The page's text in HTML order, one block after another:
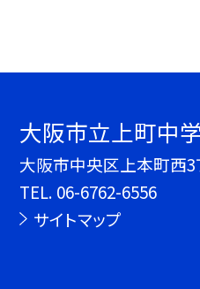
大阪市立上町中
大阪市中央区上本町西
TEL. 06-6762-6556
サイトマップ